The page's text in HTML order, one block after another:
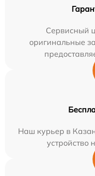
Сервисный
оригинальные
Наш курьер в
устройство